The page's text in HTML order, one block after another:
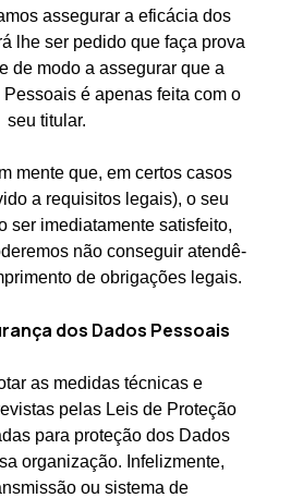
assegurar a eficácia dos
lhe ser pedido que faça prova
de modo a assegurar que a
é apenas feita com o
seu titular.
mente que, em certos casos
a requisitos legais), o seu
ser imediatamente satisfeito,
não conseguir atendê-
de obrigações legais.
dos Dados Pessoais
as medidas técnicas e
pelas Leis de Proteção
para proteção dos Dados
organização. Infelizmente,
ou sistema de